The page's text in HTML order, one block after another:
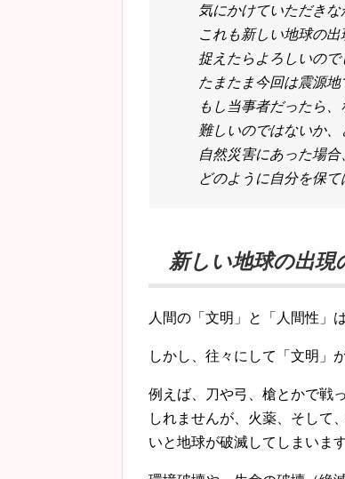
気にかけていただき
これも新しい地球の
捉えたらよろしいので
たまたま今回は震源地
もし当事者だったら
難しいのではないか、
自然災害にあった場
どのように自分を保て
新しい地球の出現
人間の「文明」と「人間性」
しかし、往々にして「文明」
例えば、刀や弓、槍とかで戦
しれませんが、火薬、そして
いと地球が破滅してしまいます